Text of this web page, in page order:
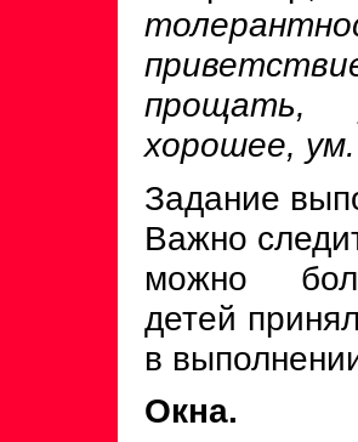
прощать,
хорошее, ум.
Задание
Важно
можно
детей
в
Окна.